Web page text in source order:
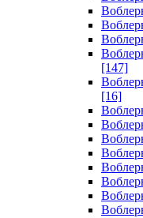
[147]
[16]